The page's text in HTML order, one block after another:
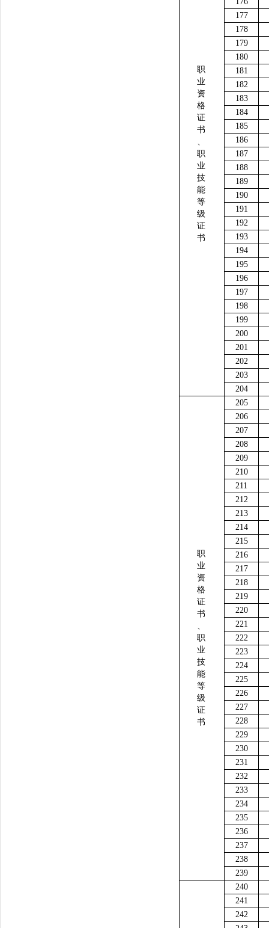
职
业
资
格
证
书
、
职
业
技
能
等
级
证
书
177
178
179
180
181
182
183
184
185
186
187
188
189
190
191
192
193
194
195
196
197
198
199
200
201
202
203
204
职
业
资
格
证
书
、
职
业
技
能
等
级
证
书
205
206
207
208
209
210
211
212
213
214
215
216
217
218
219
220
221
222
223
224
225
226
227
228
229
230
231
232
233
234
235
236
237
238
239
240
241
242